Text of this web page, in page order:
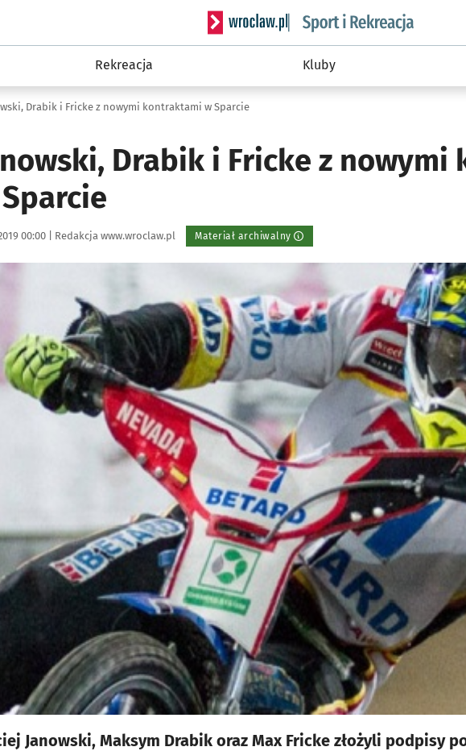
Serwis informacyjny wroclaw.pl podserwis:
Rekreacja Kluby
Drabik i Fricke z nowymi kontraktami w Sparcie
Drabik i Fricke z
00:00 | Autor:
Redakcja www.wroclaw.pl Materiał archiwalny
aby powiększyć
Janowski, Maksym Drabik oraz Max Fricke złożyli podpisy